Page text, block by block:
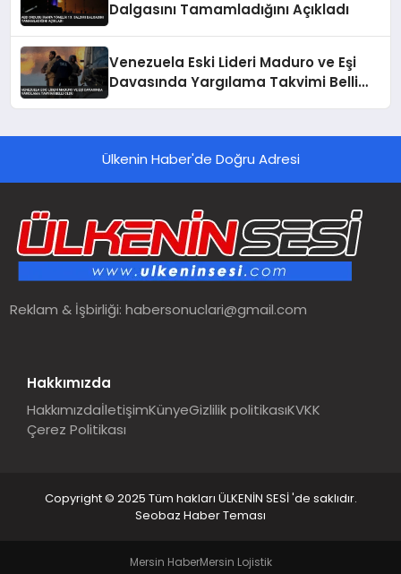
Dalgasını Tamamladığını Açıkladı
Venezuela Eski Lideri Maduro ve Eşi
Davasında Yargılama Takvimi Belli
Ülkenin Haber'de Doğru Adresi
Reklam & İşbirliği:habersonuclari@gmail.com
Hakkımızda
HakkımızdaİletişimKünyeGizlilik politikasıKVKK
Çerez Politikası
Copyright © 2025 Tüm hakları ÜLKENİN SESİ 'de saklıdır.
Seobaz Haber Teması
Mersin HaberMersin Lojistik